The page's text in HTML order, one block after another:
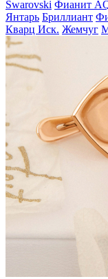
Swarovski Фианит
Янтарь Бриллиант
Кварц Иск. Жемчуг